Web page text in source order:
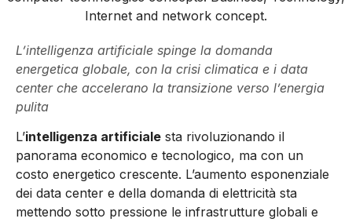
Internet and network concept.
L’intelligenza artificiale spinge la domanda
energetica globale, con la crisi climatica e i data
center che accelerano la transizione verso l’energia
pulita
L’intelligenza artificiale sta rivoluzionando il
panorama economico e tecnologico, ma con un
costo energetico crescente. L’aumento esponenziale
dei data center e della domanda di elettricità sta
mettendo sotto pressione le infrastrutture globali e